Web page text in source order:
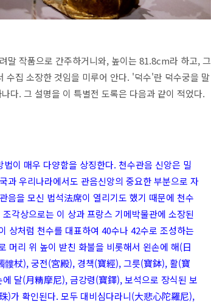
말 작품으로 간주하거니와, 높이는 81.8cm라 하고, 그
집 소장한 것임을 미루어 안다. '덕수'란 덕수궁을 말
다. 그 설명을 이 특별전 도록은 다음과 같이 적었다.
이 매우 다양함을 상징한다. 천수관음 신앙은 밀
과 우리나라에서도 관음신앙의 중요한 부분으로 자
음을 모신 법석法席이 열리기도 했기 때문에 천수
각상으로는 이 상과 프랑스 기메박물관에 소장된
상처럼 천수를 대표하여 40수나 42수로 조성하는
머리 위 높이 받친 화불을 비롯해서 왼손에 해(日
杖), 궁전(宮殿), 경책(寶經), 그릇(寶鉢), 활(寶
달(月精摩尼), 금강령(寶鐸), 보석으로 장식된 보
가 확인된다. 모두 대비심다라니(大悲心陀羅尼),